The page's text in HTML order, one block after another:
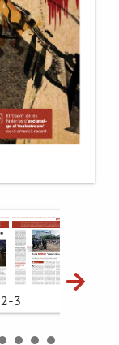
2-3